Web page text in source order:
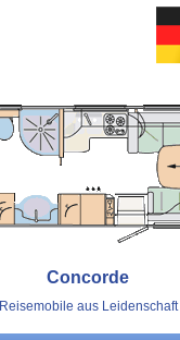
Concorde
Reisemobile aus Leidenschaft